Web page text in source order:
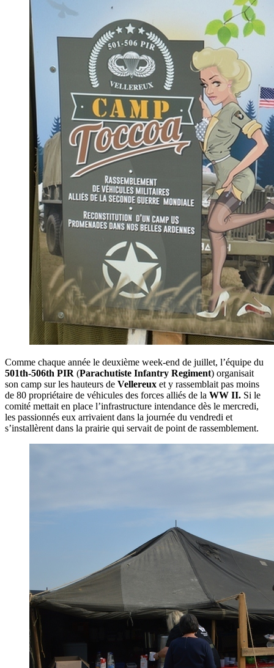
Comme chaque année le deuxième week-end de juillet, l’équipe du
501th-506th PIR (Parachutiste Infantry Regiment) organisait
son camp sur les hauteurs de Vellereux et y rassemblait pas moins
de 80 propriétaire de véhicules des forces alliés de la WW II. Si le
comité mettait en place l’infrastructure intendance dès le mercredi,
les passionnés eux arrivaient dans la journée du vendredi et
s’installèrent dans la prairie qui servait de point de rassemblement.